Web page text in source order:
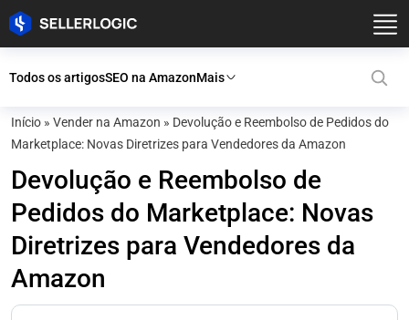
Todos os artigosSEO na AmazonMais
Início » Vender na Amazon » Devolução e Reembolso de Pedidos do
Marketplace: Novas Diretrizes para Vendedores da Amazon
Devolução e Reembolso de
Pedidos do Marketplace: Novas
Diretrizes para Vendedores da
Amazon